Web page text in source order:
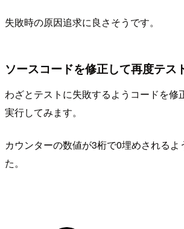
失敗時の原因追求に良さそうです。
ソースコードを修正して再度テス
わざとテストに失敗するようコードを修
実行してみます。
カウンターの数値が3桁で0埋めされるよ
た。